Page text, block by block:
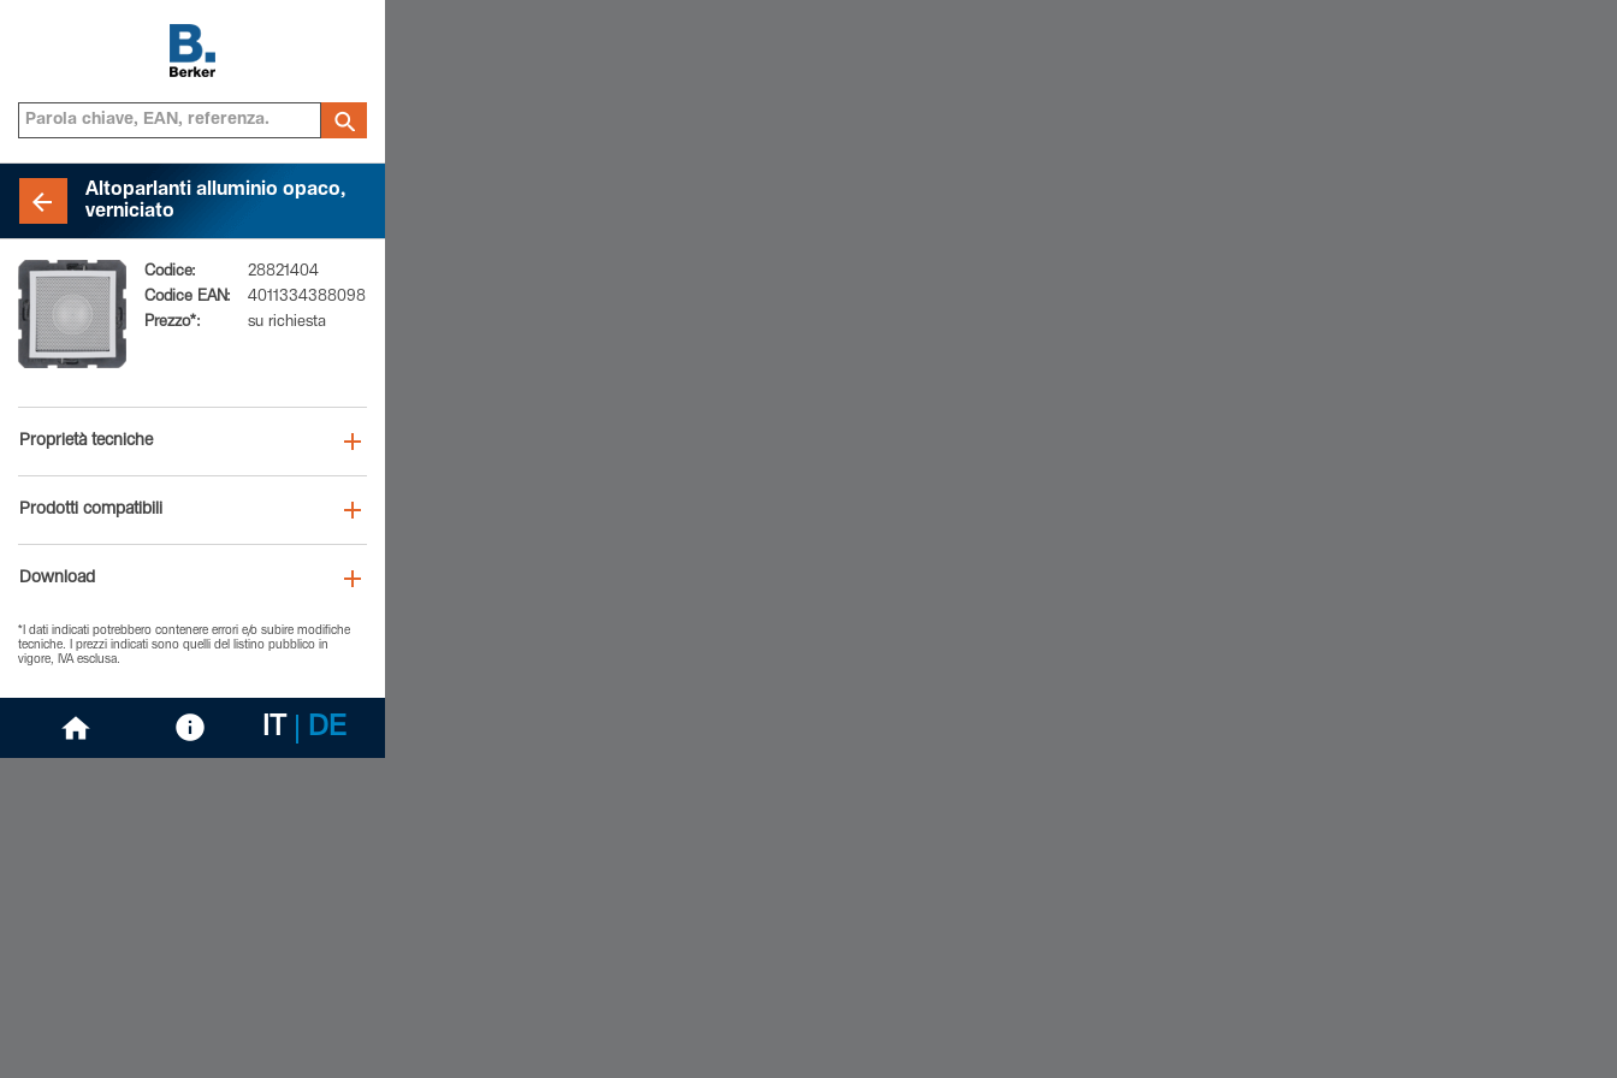
Altoparlanti alluminio opaco,
verniciato
Codice:
28821404
Codice EAN:
4011334388098
Prezzo*:
su richiesta
Proprietà tecniche
Prodotti compatibili
Download
*I dati indicati potrebbero contenere errori e/o subire modifiche
tecniche. I prezzi indicati sono quelli del listino pubblico in
vigore, IVA esclusa.
IT DE